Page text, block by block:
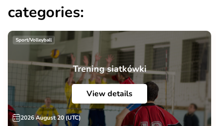
categories:
Sport/Volleyball
Trening siatkówki
View details
2026 August 20 (UTC)